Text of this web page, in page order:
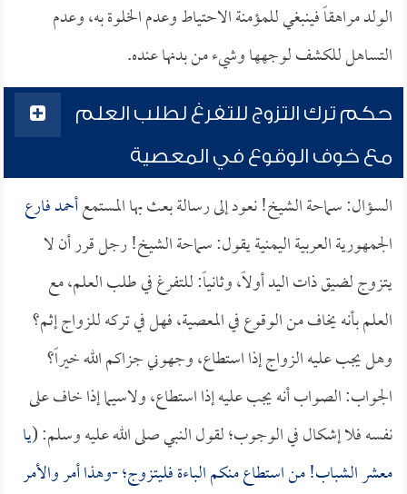
الولد مراهقاً فينبغي للمؤمنة الاحتياط وعدم الخلوة به، وعدم
التساهل للكشف لوجهها وشيء من بدنها عنده.
حكم ترك التزوج للتفرغ لطلب العلم
مع خوف الوقوع في المعصية
السؤال: سماحة الشيخ! نعود إلى رسالة بعث بها المستمعأحمد فارع
الجمهورية العربية اليمنية يقول: سماحة الشيخ! رجل قرر أن لا
يتزوج لضيق ذات اليد أولاً، وثانياً: للتفرغ في طلب العلم، مع
العلم بأنه يخاف من الوقوع في المعصية، فهل في تركه للزواج إثم؟
وهل يجب عليه الزواج إذا استطاع، وجهوني جزاكم الله خيراً؟
الجواب: الصواب أنه يجب عليه إذا استطاع، ولاسيما إذا خاف على
نفسه فلا إشكال في الوجوب؛ لقول النبي صلى الله عليه وسلم: (يا
معشر الشباب! من استطاع منكم الباءة فليتزوج؛ -وهذا أمر والأمر